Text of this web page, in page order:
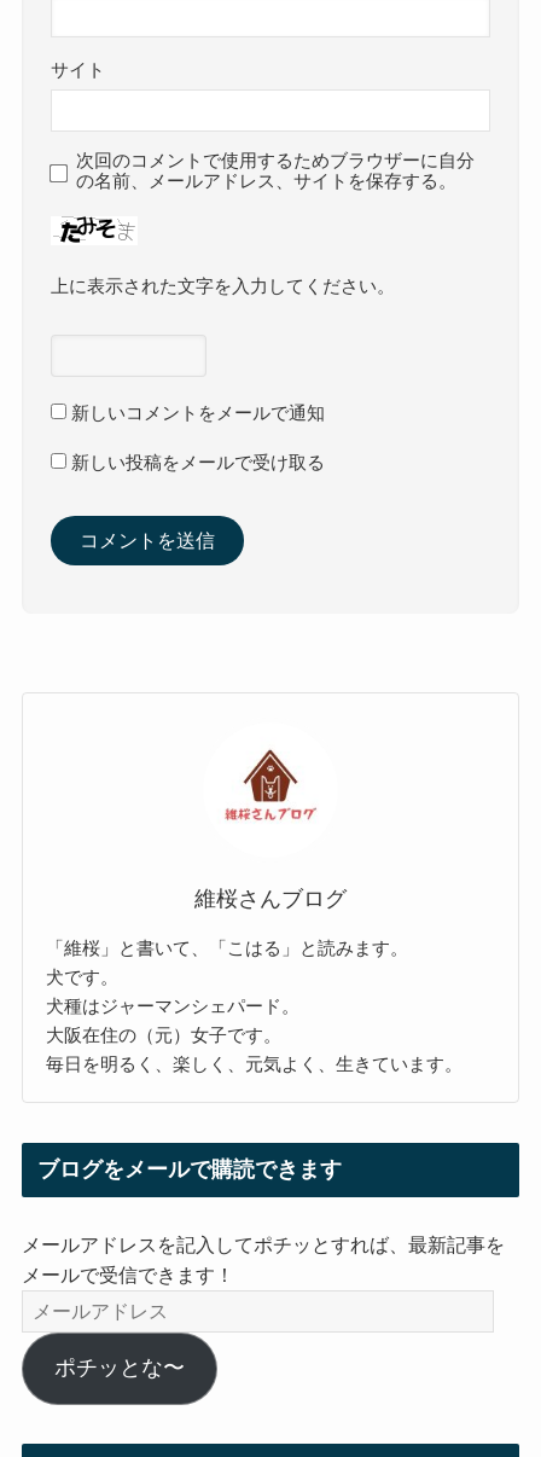
サイト
次回のコメントで使用するためブラウザーに自分
の名前、メールアドレス、サイトを保存する。
上に表示された文字を入力してください。
新しいコメントをメールで通知
新しい投稿をメールで受け取る
維桜さんブログ
「維桜」と書いて、「こはる」と読みます。
犬です。
犬種はジャーマンシェパード。
大阪在住の（元）女子です。
毎日を明るく、楽しく、元気よく、生きています。
ブログをメールで購読できます
メールアドレスを記入してポチッとすれば、最新記事を
メールで受信できます！
メ
ー
ル
ア
ポチッとな〜